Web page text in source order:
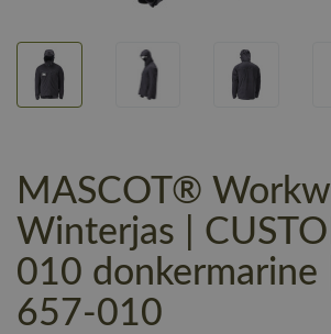
MASCOT®
Winterjas |
010
657-010